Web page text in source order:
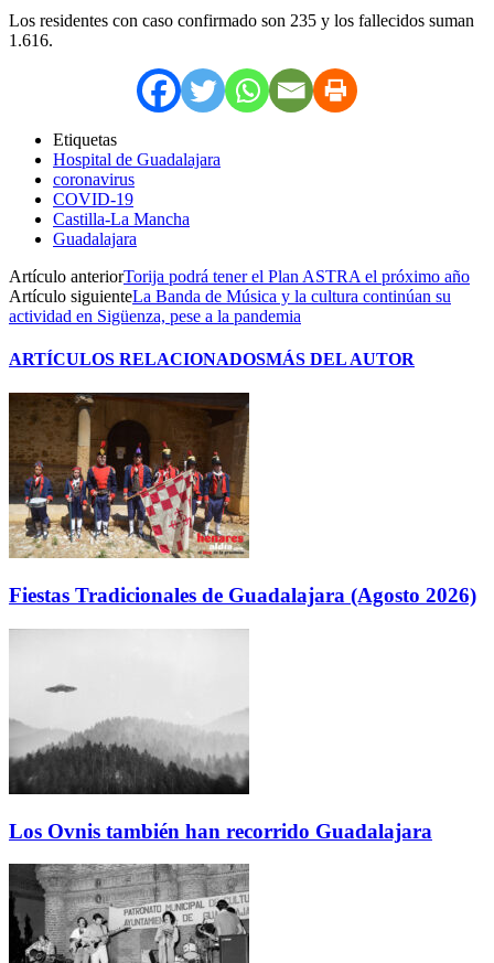
Los residentes con caso confirmado son 235 y los fallecidos suman
1.616.
Etiquetas
Hospital de Guadalajara
coronavirus
COVID-19
Castilla-La Mancha
Guadalajara
Artículo anteriorTorija podrá tener el Plan ASTRA el próximo año
Artículo siguienteLa Banda de Música y la cultura continúan su
actividad en Sigüenza, pese a la pandemia
ARTÍCULOS RELACIONADOSMÁS DEL AUTOR
Fiestas Tradicionales de Guadalajara (Agosto 2026)
Los Ovnis también han recorrido Guadalajara